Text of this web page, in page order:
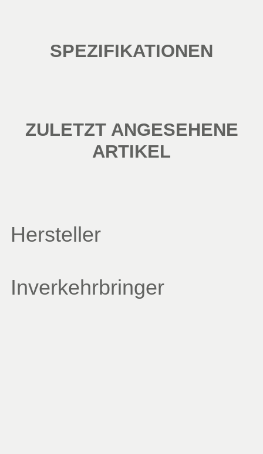
SPEZIFIKATIONEN
ZULETZT ANGESEHENE
ARTIKEL
Hersteller
Inverkehrbringer